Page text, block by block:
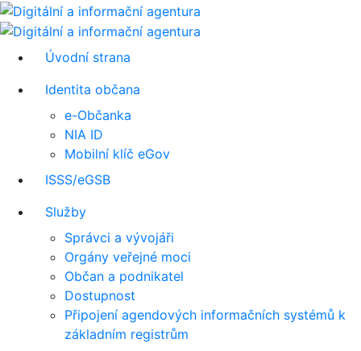
Úvodní strana
Identita občana
e-Občanka
NIA ID
Mobilní klíč eGov
ISSS/eGSB
Služby
Správci a vývojáři
Orgány veřejné moci
Občan a podnikatel
Dostupnost
Připojení agendových informačních systémů k
základním registrům